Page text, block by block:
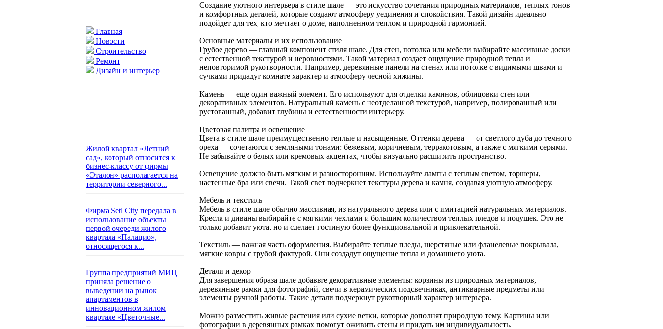
Главная
Новости
Строительство
Ремонт
Дизайн и интерьер
Жилой квартал «Летний
сад», который относится к
бизнес-классу от фирмы
«Эталон» располагается на
территории северного...
Фирма Setl City передала в
использование объекты
первой очереди жилого
квартала «Палацио»,
относящегося к...
Группа предприятий МИЦ
приняла решение о
выведении на рынок
апартаментов в
инновационном жилом
квартале «Цветочные...
Создание уютного интерьера в стиле шале — это искусство сочетания природных материалов, теплых тонов
и комфортных деталей, которые создают атмосферу уединения и спокойствия. Такой дизайн идеально
подойдет для тех, кто мечтает о доме, наполненном теплом и природной гармонией.
Основные материалы и их использование
Грубое дерево — главный компонент стиля шале. Для стен, потолка или мебели выбирайте массивные доски
с естественной текстурой и неровностями. Такой материал создает ощущение природной тепла и
неповторимой рукотворности. Например, деревянные панели на стенах или потолке с видимыми швами и
сучками придадут комнате характер и атмосферу лесной хижины.
Камень — еще один важный элемент. Его используют для отделки каминов, облицовки стен или
декоративных элементов. Натуральный камень с неотделанной текстурой, например, полированный или
рустованный, добавит глубины и естественности интерьеру.
Цветовая палитра и освещение
Цвета в стиле шале преимущественно теплые и насыщенные. Оттенки дерева — от светлого дуба до темного
ореха — сочетаются с земляными тонами: бежевым, коричневым, терракотовым, а также с мягкими серыми.
Не забывайте о белых или кремовых акцентах, чтобы визуально расширить пространство.
Освещение должно быть мягким и разносторонним. Используйте лампы с теплым светом, торшеры,
настенные бра или свечи. Такой свет подчеркнет текстуры дерева и камня, создавая уютную атмосферу.
Мебель и текстиль
Мебель в стиле шале обычно массивная, из натурального дерева или с имитацией натуральных материалов.
Кресла и диваны выбирайте с мягкими чехлами и большим количеством теплых пледов и подушек. Это не
только добавит уюта, но и сделает гостиную более функциональной и привлекательной.
Текстиль — важная часть оформления. Выбирайте теплые пледы, шерстяные или фланелевые покрывала,
мягкие ковры с грубой фактурой. Они создадут ощущение тепла и домашнего уюта.
Детали и декор
Для завершения образа шале добавьте декоративные элементы: корзины из природных материалов,
деревянные рамки для фотографий, свечи в керамических подсвечниках, антикварные предметы или
элементы ручной работы. Такие детали подчеркнут рукотворный характер интерьера.
Можно разместить живые растения или сухие ветки, которые дополнят природную тему. Картины или
фотографии в деревянных рамках помогут оживить стены и придать им индивидуальность.